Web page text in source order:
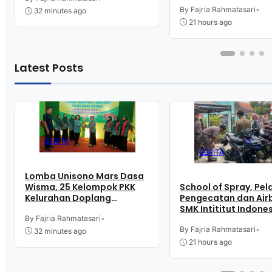
32 minutes ago
By Fajria Rahmatasari•
21 hours ago
Latest Posts
BERITA
Lomba Unisono Mars Dasa
Wisma, 25 Kelompok PKK
Kelurahan Doplang
Kekompakan
By Fajria Rahmatasari•
32 minutes ago
BERITA
School of Spray,
Pengecatan dan
SMK Intititut
By Fajria Rahmatasari•
21 hours ago